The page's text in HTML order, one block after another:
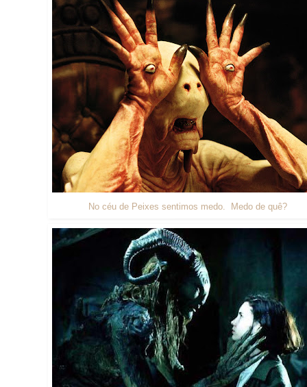
No céu de Peixes sentimos medo. Medo de quê?